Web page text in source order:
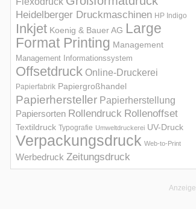
Heidelberger Druckmaschinen HP Indigo
Inkjet Koenig & Bauer AG Large
Format Printing Management
Management Informations­system
Offsetdruck Online-Druckerei
Papierfabrik Papiergroßhandel
Papierhersteller Papierherstellung
Papiersorten Rollendruck Rollenoffset
Textildruck Typografie Umweltdruckerei UV-Druck
Verpackungsdruck Web-to-Print
Werbedruck Zeitungsdruck
Anzeige